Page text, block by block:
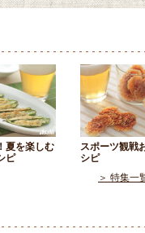
夏を楽しむ
ピ
スポーツ観戦
シピ
＞ 特集一